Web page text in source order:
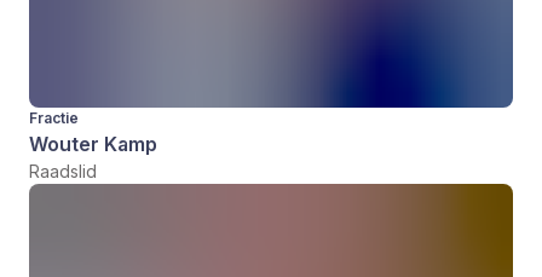
Fractie
Wouter Kamp
Raadslid